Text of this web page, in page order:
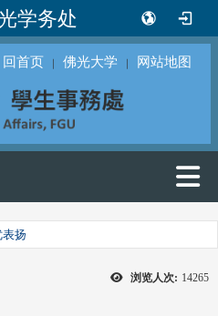
学务处
回首页 ｜ 佛光大学 ｜ 网站地图
扬
浏览人次: 14265